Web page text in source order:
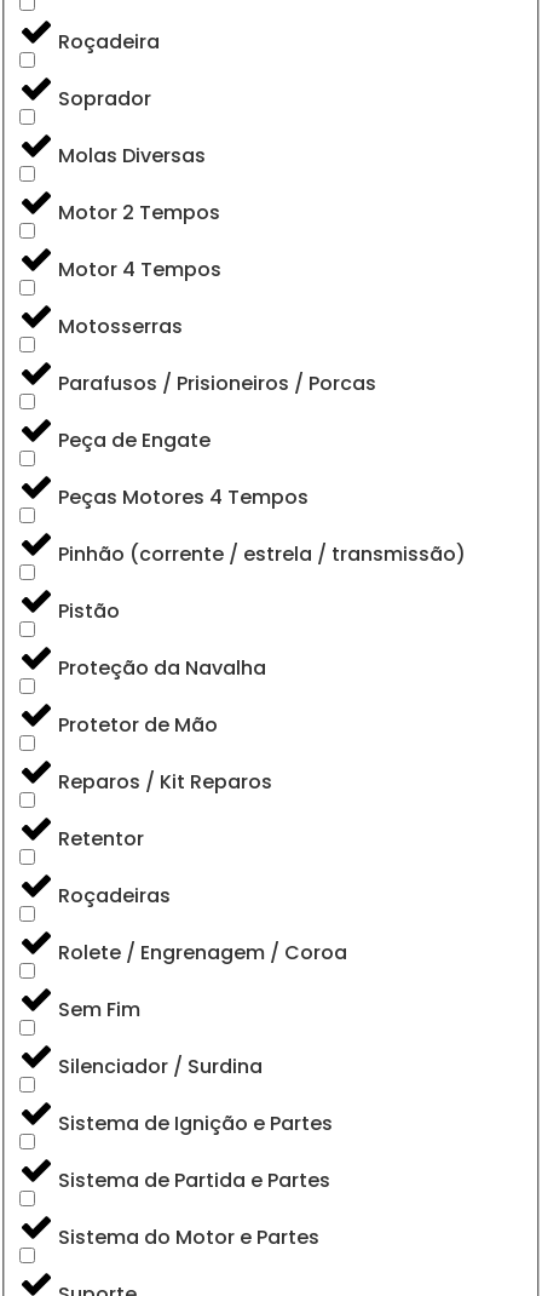
Roçadeira
Soprador
Molas Diversas
Motor 2 Tempos
Motor 4 Tempos
Motosserras
Parafusos / Prisioneiros / Porcas
Peça de Engate
Peças Motores 4 Tempos
Pinhão (corrente / estrela / transmissão)
Pistão
Proteção da Navalha
Protetor de Mão
Reparos / Kit Reparos
Retentor
Roçadeiras
Rolete / Engrenagem / Coroa
Sem Fim
Silenciador / Surdina
Sistema de Ignição e Partes
Sistema de Partida e Partes
Sistema do Motor e Partes